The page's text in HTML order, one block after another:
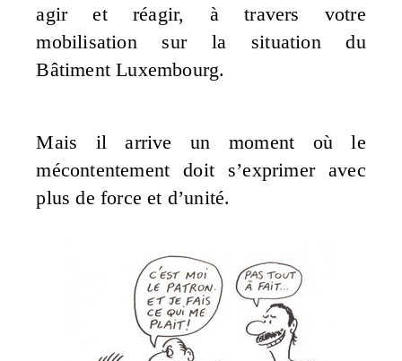
agir et réagir, à travers votre
mobilisation sur la situation du
Bâtiment Luxembourg.
Mais il arrive un moment où le
mécontentement doit s’exprimer avec
plus de force et d’unité.